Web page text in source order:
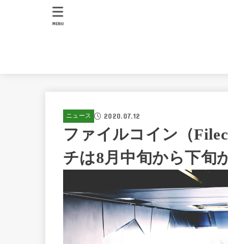
MENU
ニュース 2020.07.12
ファイルコイン（
チは8月中旬から下旬